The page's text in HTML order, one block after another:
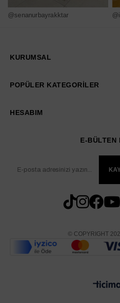
@senanurbayrakktar
KURUMSAL
POPÜLER KATEGORİLER
HESABIM
E-BÜLTEN
© COPYRIGHT